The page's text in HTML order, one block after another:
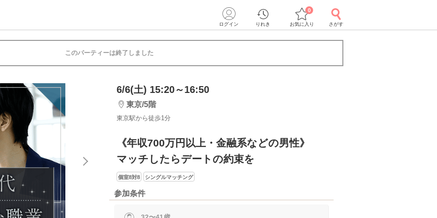
ログイン りれき お気に入り
0
さがす
このパーティーは終了しました
6/6(土) 15:20～16:50
東京/5階
東京駅から徒歩1分
《年収700万円以上・金融系などの男性》
マッチしたらデートの約束を
個室8対8 シングルマッチング
参加条件